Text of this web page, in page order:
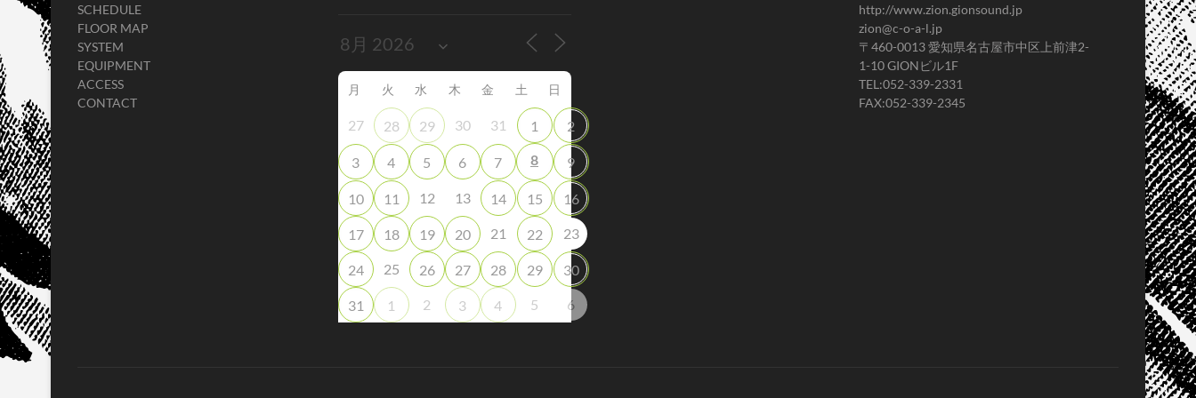
SCHEDULE
FLOOR MAP
SYSTEM
EQUIPMENT
ACCESS
CONTACT
月 火 水 木 金 土 日
27 28 29 30 31 1 2
3 4 5 6 7 8 9
10 11 12 13 14 15 16
17 18 19 20 21 22 23
24 25 26 27 28 29 30
31 1 2 3 4 5 6
http://www.zion.gionsound.jp
zion@c-o-a-l.jp
〒460-0013 愛知県名古屋市中区上前津2-
1-10 GIONビル1F
TEL:052-339-2331
FAX:052-339-2345